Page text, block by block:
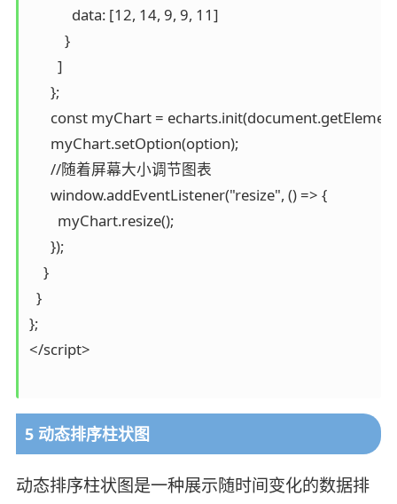
            data: [12, 14, 9, 9, 11]
          }
        ]
      };
const myChart =
      myChart.setOption(option);
      //随着屏幕大小调节图表
      window.addEventListener("resize", () => {
        myChart.resize();
      });
    }
  }
};
</script>
5 动态排序柱状图
动态排序柱状图是一种展示随时间变化的数据排